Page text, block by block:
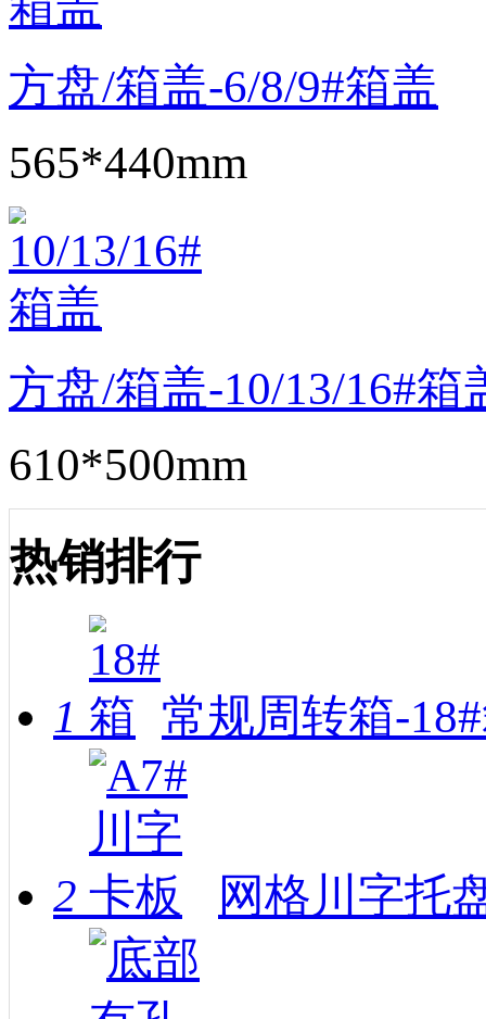
方盘/箱盖-6/8/9#箱盖
565*440mm
方盘/箱盖-10/13/16#箱
610*500mm
热销排行
1 常规周转箱-
2 网格川字托